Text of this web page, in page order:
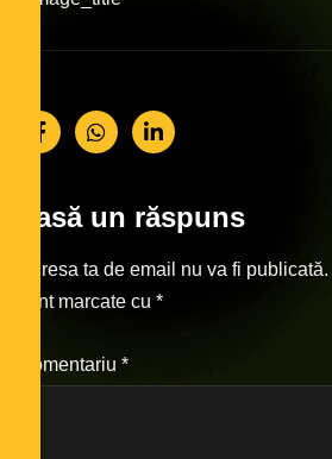
Lasă un răspuns
Adresa ta de email nu va fi publicată.
sunt marcate cu *
Comentariu *